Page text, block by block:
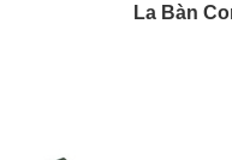
La Bàn